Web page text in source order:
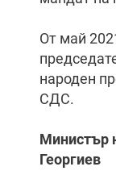
От май
народен
СДС.
Министър
Георгиев